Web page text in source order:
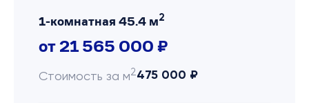
1-комнатная 45.4 м2
от 21 565 000 ₽
Стоимость за м2475 000 ₽